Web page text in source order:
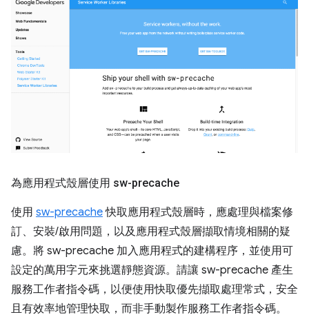
為應用程式殼層使用 sw-precache
使用 sw-precache快取應用程式殼層時，應處理與檔案修
訂、安裝/啟用問題，以及應用程式殼層擷取情境相關的疑
慮。將 sw-precache 加入應用程式的建構程序，並使用可
設定的萬用字元來挑選靜態資源。請讓 sw-precache 產生
服務工作者指令碼，以便使用快取優先擷取處理常式，安全
且有效率地管理快取，而非手動製作服務工作者指令碼。